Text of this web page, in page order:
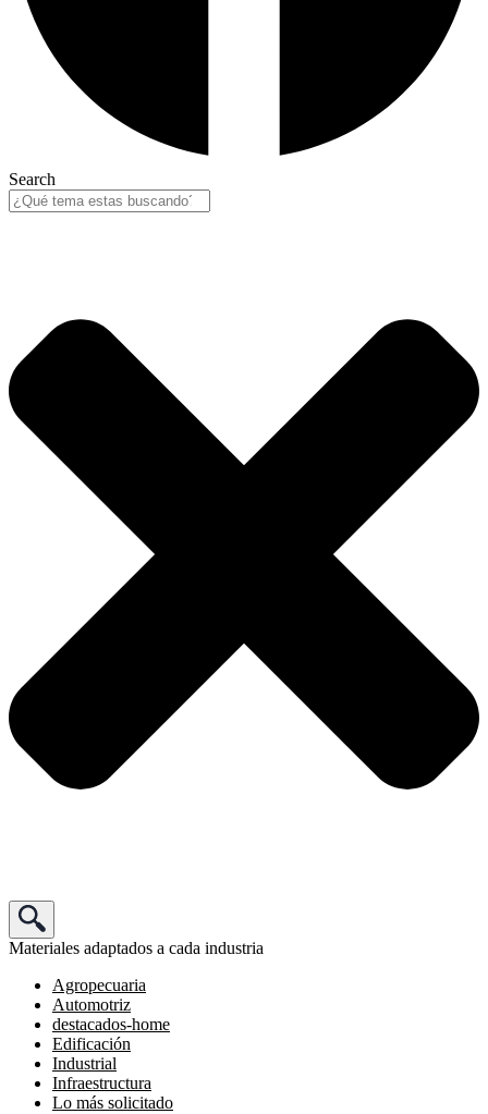
Search
Materiales adaptados a cada industria
Agropecuaria
Automotriz
destacados-home
Edificación
Industrial
Infraestructura
Lo más solicitado